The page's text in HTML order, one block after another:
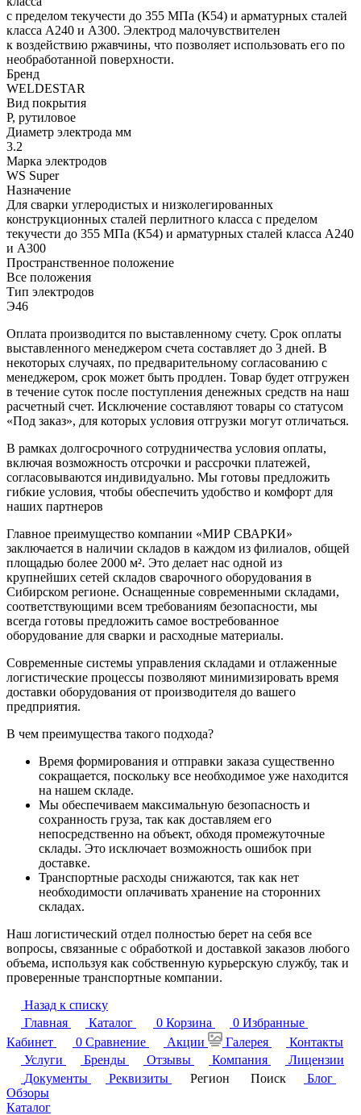
с пределом текучести до 355 МПа (К54) и арматурных сталей
класса А240 и А300. Электрод малочувствителен
к воздействию ржавчины, что позволяет использовать его по
необработанной поверхности.
Бренд
WELDESTAR
Вид покрытия
Р, рутиловое
Диаметр электрода мм
3.2
Марка электродов
WS Super
Назначение
Для сварки углеродистых и низколегированных
конструкционных сталей перлитного класса с пределом
текучести до 355 МПа (К54) и арматурных сталей класса А240
и А300
Пространственное положение
Все положения
Тип электродов
Э46
Оплата производится по выставленному счету. Срок оплаты
выставленного менеджером счета составляет до 3 дней. В
некоторых случаях, по предварительному согласованию с
менеджером, срок может быть продлен. Товар будет отгружен
в течение суток после поступления денежных средств на наш
расчетный счет. Исключение составляют товары со статусом
«Под заказ», для которых условия отгрузки могут отличаться.
В рамках долгосрочного сотрудничества условия оплаты,
включая возможность отсрочки и рассрочки платежей,
согласовываются индивидуально. Мы готовы предложить
гибкие условия, чтобы обеспечить удобство и комфорт для
наших партнеров
Главное преимущество компании «МИР СВАРКИ»
заключается в наличии складов в каждом из филиалов, общей
площадью более 2000 м². Это делает нас одной из
крупнейших сетей складов сварочного оборудования в
Сибирском регионе. Оснащенные современными складами,
соответствующими всем требованиям безопасности, мы
всегда готовы предложить самое востребованное
оборудование для сварки и расходные материалы.
Современные системы управления складами и отлаженные
логистические процессы позволяют минимизировать время
доставки оборудования от производителя до вашего
предприятия.
В чем преимущества такого подхода?
Время формирования и отправки заказа существенно
сокращается, поскольку все необходимое уже находится
на нашем складе.
Мы обеспечиваем максимальную безопасность и
сохранность груза, так как доставляем его
непосредственно на объект, обходя промежуточные
склады. Это исключает возможность ошибок при
доставке.
Транспортные расходы снижаются, так как нет
необходимости оплачивать хранение на сторонних
складах.
Наш логистический отдел полностью берет на себя все
вопросы, связанные с обработкой и доставкой заказов любого
объема, используя как собственную курьерскую службу, так и
проверенные транспортные компании.
Назад к списку
Главная
Каталог 0 Корзина 0 Избранные
Кабинет
0 Сравнение Акции Галерея
Контакты
Услуги
Бренды Отзывы Компания
Лицензии
Документы
Реквизиты Регион Поиск
Блог
Обзоры
Каталог